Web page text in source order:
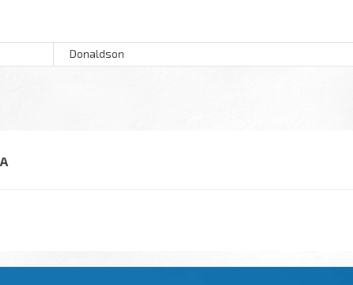
Donaldson